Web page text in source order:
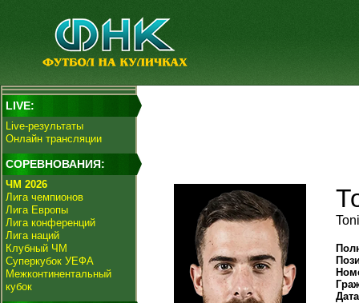
LIVE:
Live-результаты
Онлайн трансляции
СОРЕВНОВАНИЯ:
ЧМ 2026
Лига чемпионов
Лига Европы
Лига конференций
Лига наций
Клубный ЧМ
Суперкубок УЕФА
Межконтинентальный
кубок